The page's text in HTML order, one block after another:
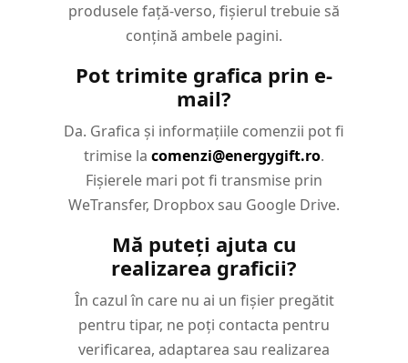
produsele față-verso, fișierul trebuie să
conțină ambele pagini.
Pot trimite grafica prin e-
mail?
Da. Grafica și informațiile comenzii pot fi
trimise la comenzi@energygift.ro.
Fișierele mari pot fi transmise prin
WeTransfer, Dropbox sau Google Drive.
Mă puteți ajuta cu
realizarea graficii?
În cazul în care nu ai un fișier pregătit
pentru tipar, ne poți contacta pentru
verificarea, adaptarea sau realizarea